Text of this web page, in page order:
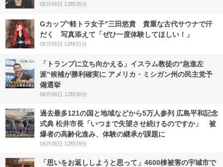
08月06日 12時35分
Gカップ“軽トラ女子”三田悠貴 貴重な古代サウナで汗
だく 写真添えて「ぜひ一度体験してほしい！」
08月06日 12時31分
「トランプに立ち向かえる」イスラム教徒の“急進左
派”候補が勝利確実に アメリカ・ミシガン州の民主党予
備選挙
08月06日 12時30分
過去最多121の国と地域などから5万人参列 広島平和記念
式典 松井市長「いつまで失望させ続けるのですか」 被
爆者の高齢化進み、体験の継承が課題に
08月06日 12時29分
「思いをお返ししようと思って」4600棟被害の宇城市で